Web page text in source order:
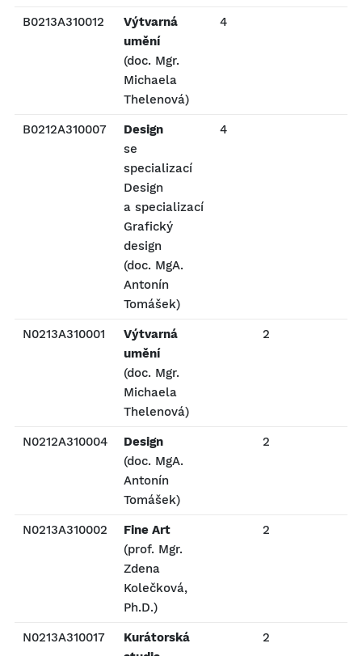
B0213A310012
Výtvarná
umění
(doc. Mgr.
Michaela
Thelenová)
4
B0212A310007
Design
se
specializací
Design
a specializací
Grafický
design
(doc. MgA.
Antonín
Tomášek)
4
N0213A310001
Výtvarná
umění
(doc. Mgr.
Michaela
Thelenová)
2
N0212A310004
Design
(doc. MgA.
Antonín
Tomášek)
2
N0213A310002
Fine Art
(prof. Mgr.
Zdena
Kolečková,
Ph.D.)
2
N0213A310017
Kurátorská
2